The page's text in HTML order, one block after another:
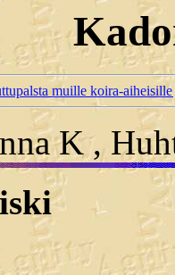
muille koira-
K ,